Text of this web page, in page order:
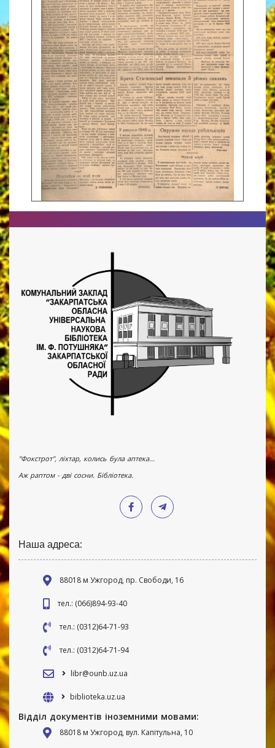
"Фокстрот", ліхтар, колись була аптека...
Аж раптом - дві сосни. Бібліотека.
Наша адреса:
88018 м Ужгород, пр. Свободи, 16
тел.: (066)894-93-40
тел.: (0312)64-71-93
тел.: (0312)64-71-94
libr@ounb.uz.ua
biblioteka.uz.ua
Відділ документів іноземними мовами:
88018 м Ужгород, вул. Капітульна, 10